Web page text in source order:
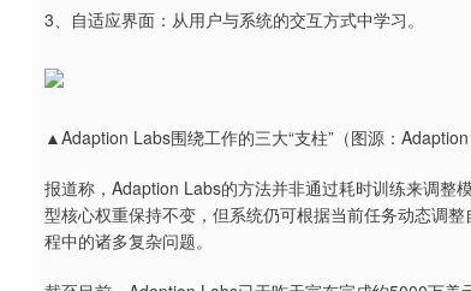
3、自适应界面：从用户与系统的交互方式中学习。
▲Adaption Labs围绕工作的三大“支柱”（图源：Adaption
报道称，Adaption Labs的方法并非通过耗时训练来调整
型核心权重保持不变，但系统仍可根据当前任务动态调
程中的诸多复杂问题。